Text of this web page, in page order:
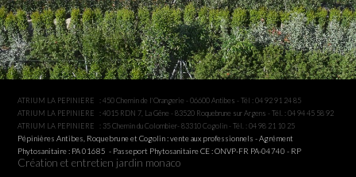
ATRIUM LA PEPINIERE : 450 Chemin de l'Orangerie - 06600 Antibes - Tél : 04 92 91 24 85
ATRIUM LA PEPINIERE : 4015 RDN 7, La Gêne - 83520 Roquebrune sur Argens - Tél. : 04 94 45 58 92
ATRIUM LA PEPINIERE : 35 Chemin du Colombier- 83310 Cogolin - Tél. : 04 98 21 10 25
Pépinières Antibes, Roquebrune et Cogolin : vente aux professionnels - Agrément
Phytosanitaire : PA 01685 - Passeport Phytosanitaire CE : ONVP-FR PA-04740 - RP
Création et entretien jardin monaco